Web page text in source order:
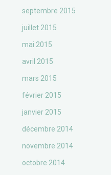
septembre 2015
juillet 2015
mai 2015
avril 2015
mars 2015
février 2015
janvier 2015
décembre 2014
novembre 2014
octobre 2014